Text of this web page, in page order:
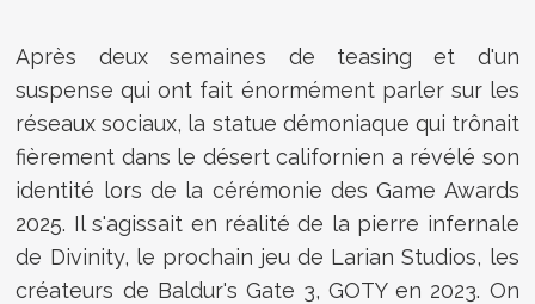
Après deux semaines de teasing et d'un
suspense qui ont fait énormément parler sur les
réseaux sociaux, la statue démoniaque qui trônait
fièrement dans le désert californien a révélé son
identité lors de la cérémonie des Game Awards
2025. Il s'agissait en réalité de la pierre infernale
de Divinity, le prochain jeu de Larian Studios, les
créateurs de Baldur's Gate 3, GOTY en 2023. On